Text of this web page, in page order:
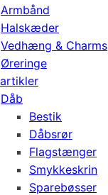
Armbånd
Halskæder
Vedhæng & Charms
Øreringe
Dåb
Bestik
Dåbsrør
Flagstænger
Smykkeskrin
Sparebøsser